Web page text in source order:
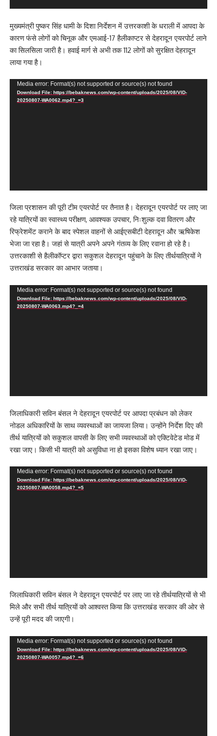
मुख्यमंत्री पुष्कर सिंह धामी के दिशा निर्देशन में उत्तरकाशी के धराली में आपदा के
कारण फंसे लोगों को चिनूक और एमआई-17 हैलीकाप्टर से देहरादून एयरपोर्ट लाने
का सिलसिला जारी है। हवाई मार्ग से अभी तक 112 लोगों को सुरक्षित देहरादून
लाया गया है।
Video
Player
Media error: Format(s) not supported or source(s) not found
Download File: https://bebaknews.com/wp-content/uploads/2025/08/VID-
20250807-WA0062.mp4?_=3
जिला प्रशासन की पूरी टीम एयरपोर्ट पर तैनात है। देहरादून एयरपोर्ट पर लाए जा
रहे यात्रियों का स्वास्थ्य परीक्षण, आवश्यक उपचार, निःशुल्क दवा वितरण और
रिफ्रेशमेंट कराने के बाद स्पेशल वाहनों से आईएसबीटी देहरादून और ऋषिकेश
भेजा जा रहा है। जहां से यात्री अपने अपने गंतव्य के लिए रवाना हो रहे है।
उत्तरकाशी से हैलीकॉप्टर द्वारा सकुशल देहरादून पहुंचाने के लिए तीर्थयात्रियों ने
उत्तराखंड सरकार का आभार जताया।
Video
Player
Media error: Format(s) not supported or source(s) not found
Download File: https://bebaknews.com/wp-content/uploads/2025/08/VID-
20250807-WA0063.mp4?_=4
जिलाधिकारी सविन बंसल ने देहरादून एयरपोर्ट पर आपदा प्रबंधन को लेकर
नोडल अधिकारियों के साथ व्यवस्थाओं का जायजा लिया। उन्होंने निर्देश दिए की
तीर्थ यात्रियों को सकुशल वापसी के लिए सभी व्यवस्थाओं को एक्टिवेटेड मोड में
रखा जाए। किसी भी यात्री को असुविधा ना हो इसका विशेष ध्यान रखा जाए।
Video
Player
Media error: Format(s) not supported or source(s) not found
Download File: https://bebaknews.com/wp-content/uploads/2025/08/VID-
20250807-WA0058.mp4?_=5
जिलाधिकारी सविन बंसल ने देहरादून एयरपोर्ट पर लाए जा रहे तीर्थयात्रियों से भी
मिले और सभी तीर्थ यात्रियों को आश्वस्त किया कि उत्तराखंड सरकार की ओर से
उन्हें पूरी मदद की जाएगी।
Video
Player
Media error: Format(s) not supported or source(s) not found
Download File: https://bebaknews.com/wp-content/uploads/2025/08/VID-
20250807-WA0057.mp4?_=6